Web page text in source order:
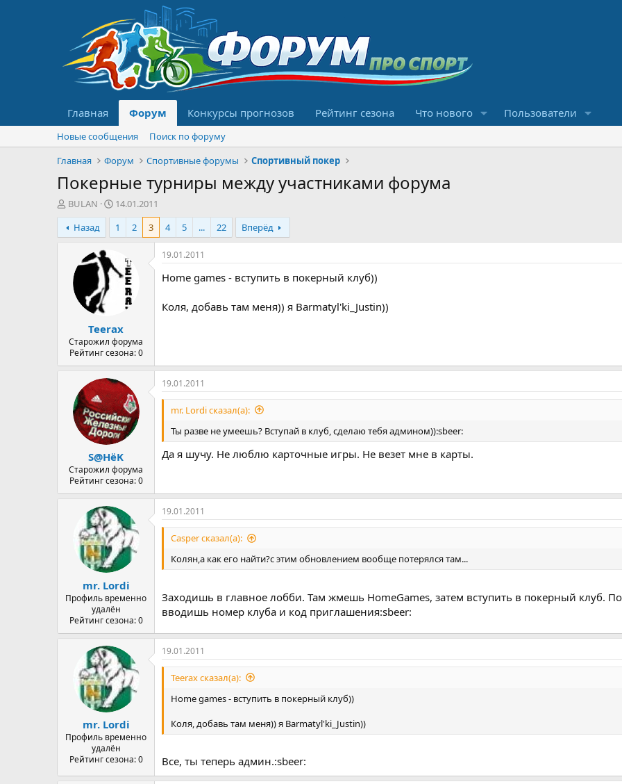
Главная Форум Конкурсы прогнозов Рейтинг сезона Что нового Пользователи
Новые сообщения
Поиск по форуму
Главная
Форум Спортивные форумы Спортивный покер
Покерные турниры между участниками форума
А
в
т
о
м
BULAN
Д
а
т
а
а
ч
14.01.2011
Назад
1 2 3 4 5 ... 22 Вперёд
Teerax
Старожил форума
Рейтинг сезона: 0
19.01.2011
Home games - вступить в покерный клуб))
Коля, добавь там меня)) я Barmatyl'ki_Justin))
S@HёK
Старожил форума
Рейтинг сезона: 0
19.01.2011
mr. Lordi сказал(а):
Ты разве не умеешь? Вступай в клуб, сделаю тебя админом)):sbeer:
Да я шучу. Не люблю карточные игры. Не везет мне в карты.
mr. Lordi
Профиль временно
удалён
Рейтинг сезона: 0
19.01.2011
Casper сказал(а):
Колян,а как его найти?с этим обновлением вообще потерялся там...
Заходишь в главное лобби. Там жмешь НomeGames, затем вступить в покерный клуб.
вводишь номер клуба и код приглашения:sbeer:
mr. Lordi
Профиль временно
удалён
Рейтинг сезона: 0
19.01.2011
Teerax сказал(а):
Home games - вступить в покерный клуб))
Коля, добавь там меня)) я Barmatyl'ki_Justin))
Все, ты теперь админ.:sbeer: